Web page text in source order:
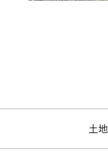
土地